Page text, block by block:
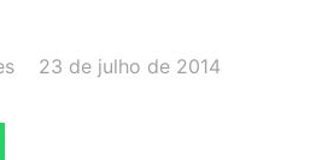
DATA:
23 de julho de 2014